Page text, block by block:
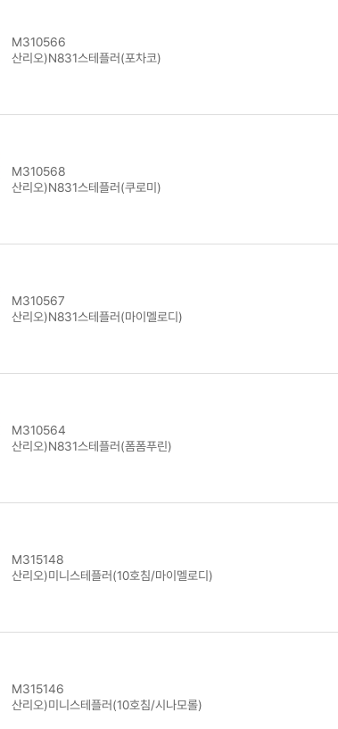
M310566
산리오)N831스테플러(포차코)
M310568
산리오)N831스테플러(쿠로미)
M310567
산리오)N831스테플러(마이멜로디)
M310564
산리오)N831스테플러(폼폼푸린)
M315148
산리오)미니스테플러(10호침/마이멜로디)
M315146
산리오)미니스테플러(10호침/시나모롤)